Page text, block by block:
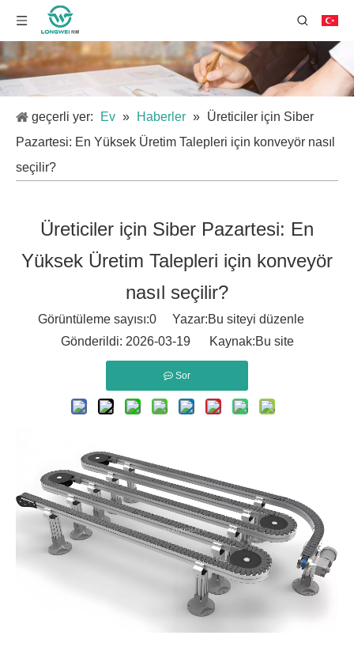
geçerli yer: Ev » Haberler » Üreticiler için Siber
Pazartesi: En Yüksek Üretim Talepleri için konveyör nasıl
seçilir?
Üreticiler için Siber Pazartesi: En
Yüksek Üretim Talepleri için konveyör
nasıl seçilir?
Görüntüleme sayısı:0Yazar:Bu siteyi düzenle
Gönderildi: 2026-03-19 Kaynak:Bu site
Sor